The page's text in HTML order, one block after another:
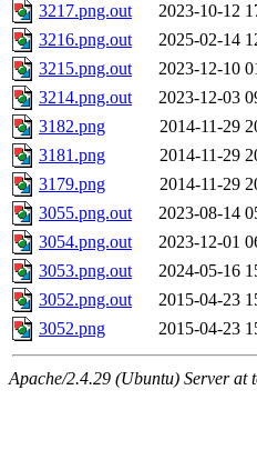
3217.png.out
2023-10-12
3216.png.out
2025-02-14
3215.png.out
2023-12-10
3214.png.out
2023-12-03
3182.png
2014-11-29
3181.png
2014-11-29
3179.png
2014-11-29
3055.png.out
2023-08-14
3054.png.out
2023-12-01
3053.png.out
2024-05-16
3052.png.out
2015-04-23
3052.png
2015-04-23
Apache/2.4.29 (Ubuntu) Server at